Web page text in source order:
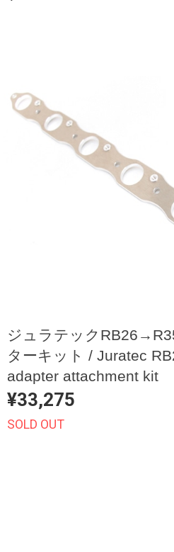
ジュラテック
ターキット / Juratec
adapter attachment kit
¥33,275
SOLD OUT